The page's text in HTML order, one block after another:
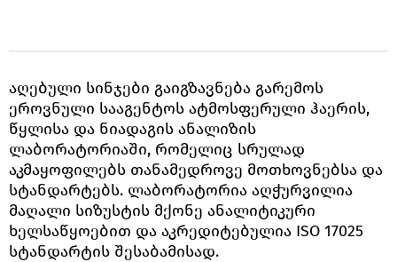
აღებული სინჯები გაიგზავნება გარემოს
ეროვნული სააგენტოს ატმოსფერული ჰაერის,
წყლისა და ნიადაგის ანალიზის
ლაბორატორიაში, რომელიც სრულად
აკმაყოფილებს თანამედროვე მოთხოვნებსა და
სტანდარტებს. ლაბორატორია აღჭურვილია
მაღალი სიზუსტის მქონე ანალიტიკური
ხელსაწყოებით და აკრედიტებულია ISO 17025
სტანდარტის შესაბამისად.